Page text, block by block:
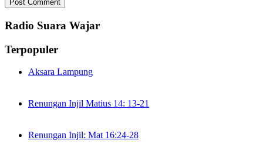
Radio Suara Wajar
Terpopuler
Aksara Lampung
Renungan Injil Matius 14: 13-21
Renungan Injil: Mat 16:24-28